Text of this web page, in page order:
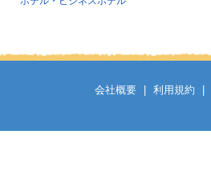
会社概要 利用規約